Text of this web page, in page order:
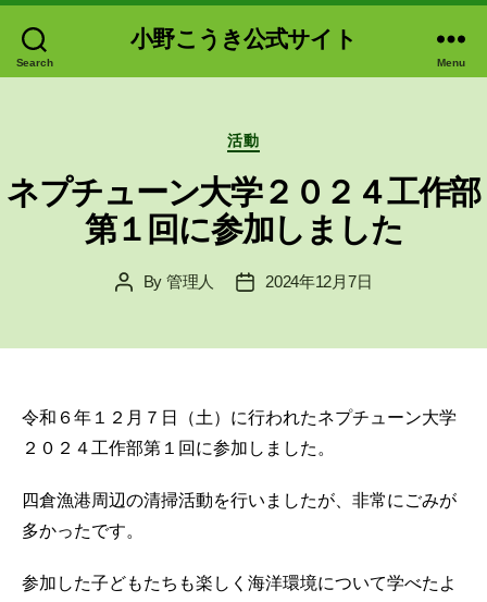
Search
小野こうき公式サイト
Menu
Categories
活動
ネプチューン大学２０２４工作部
第１回に参加しました
PostBy 管理人
Post2024年12月7日
令和６年１２月７日（土）に行われたネプチューン大学
２０２４工作部第１回に参加しました。
四倉漁港周辺の清掃活動を行いましたが、非常にごみが
多かったです。
参加した子どもたちも楽しく海洋環境について学べたよ